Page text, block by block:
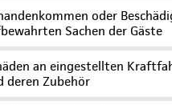
oder
Sachen der Gäste
an eingestellten
deren Zubehör